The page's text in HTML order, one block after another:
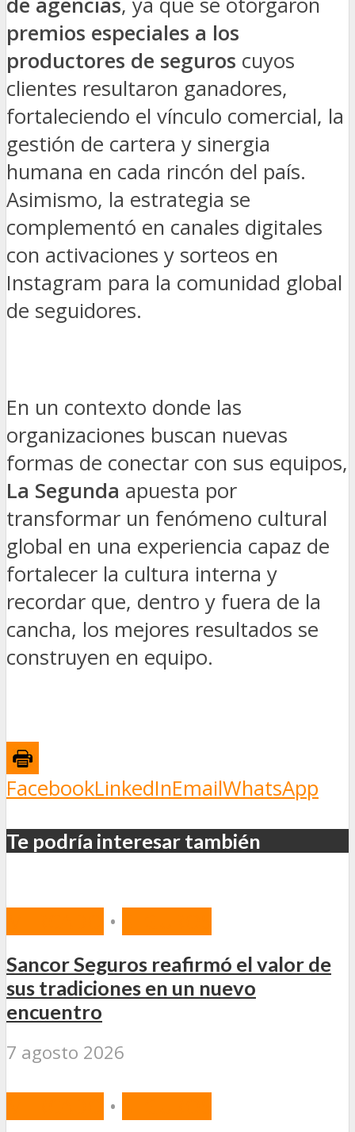
premios especiales a los
productores de seguros cuyos
clientes resultaron ganadores,
fortaleciendo el vínculo comercial, la
gestión de cartera y sinergia
humana en cada rincón del país.
Asimismo, la estrategia se
complementó en canales digitales
con activaciones y sorteos en
Instagram para la comunidad global
de seguidores.
En un contexto donde las
organizaciones buscan nuevas
formas de conectar con sus equipos,
La Segunda apuesta por
transformar un fenómeno cultural
global en una experiencia capaz de
fortalecer la cultura interna y
recordar que, dentro y fuera de la
cancha, los mejores resultados se
construyen en equipo.
FacebookLinkedInEmailWhatsApp
Te podría interesar también
•
Sancor Seguros reafirmó el valor de
sus tradiciones en un nuevo
encuentro
7 agosto 2026
•